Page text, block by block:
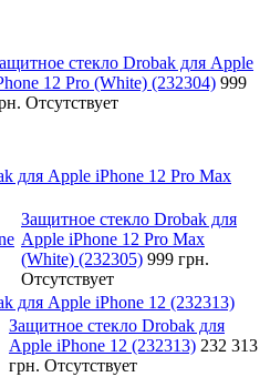
стекло Drobak для Apple
12 Pro (White) (232304) 999
Отсутствует
для Apple iPhone 12 Pro Max
Защитное стекло Drobak для
Apple iPhone 12 Pro Max
(White) (232305) 999 грн.
Отсутствует
для Apple iPhone 12 (232313)
Защитное стекло Drobak для
Apple iPhone 12 (232313) 232 313
грн. Отсутствует